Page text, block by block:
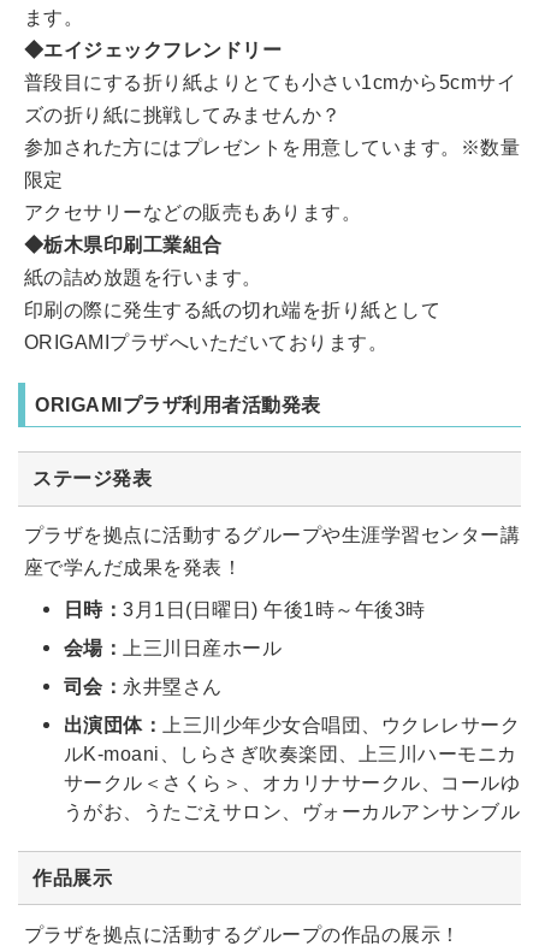
ます。
◆エイジェックフレンドリー
普段目にする折り紙よりとても小さい1cmから5cmサイ
ズの折り紙に挑戦してみませんか？
参加された方にはプレゼントを用意しています。※数量
限定
アクセサリーなどの販売もあります。
◆栃木県印刷工業組合
紙の詰め放題を行います。
印刷の際に発生する紙の切れ端を折り紙として
ORIGAMIプラザへいただいております。
ORIGAMIプラザ利用者活動発表
ステージ発表
プラザを拠点に活動するグループや生涯学習センター講
座で学んだ成果を発表！
日時：3月1日(日曜日) 午後1時～午後3時
会場：
上三川日産ホール
司会： 永井塁さん
出演団体：
上三川少年少女合唱団、ウクレレサーク
ルK-moani、しらさぎ吹奏楽団、上三川ハーモニカ
サークル＜さくら＞、オカリナサークル、コールゆ
うがお、うたごえサロン、ヴォーカルアンサンブル
作品展示
プラザを拠点に活動するグループの作品の展示！